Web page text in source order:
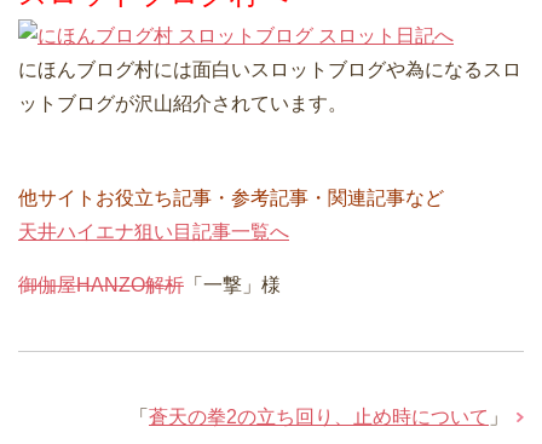
にほんブログ村には面白いスロットブログや為になるスロ
ットブログが沢山紹介されています。
他サイトお役立ち記事・参考記事・関連記事など
天井ハイエナ狙い目記事一覧へ
御伽屋HANZO解析 「一撃」様
「 蒼天の拳2の立ち回り、止め時について 」